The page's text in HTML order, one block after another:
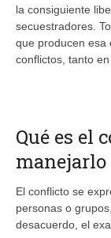
la consiguiente
secuestradores.
que producen esa
conflictos, tanto
Qué es el
manejarlo
El conflicto se
personas o
desacuerdo, el